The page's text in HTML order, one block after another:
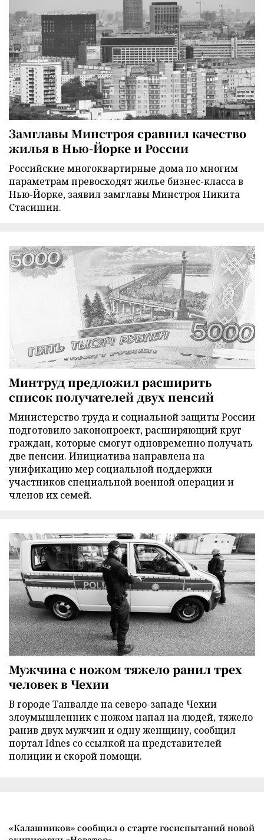
Замглавы Минстроя сравнил качество
жилья в Нью-Йорке и России
Российские многоквартирные дома по многим
параметрам превосходят жилье бизнес-класса в
Нью-Йорке, заявил замглавы Минстроя Никита
Стасишин.
Минтруд предложил расширить
список получателей двух пенсий
Министерство труда и социальной защиты России
подготовило законопроект, расширяющий круг
граждан, которые смогут одновременно получать
две пенсии. Инициатива направлена на
унификацию мер социальной поддержки
участников специальной военной операции и
членов их семей.
Мужчина с ножом тяжело ранил трех
человек в Чехии
В городе Танвалде на северо-западе Чехии
злоумышленник с ножом напал на людей, тяжело
ранив двух мужчин и одну женщину, сообщил
портал Idnes со ссылкой на представителей
полиции и скорой помощи.
«Калашников» сообщил о старте госиспытаний новой